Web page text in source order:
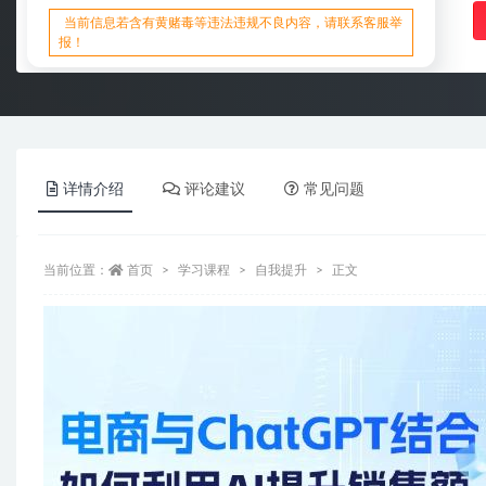
当前信息若含有黄赌毒等违法违规不良内容，请联系客服举
报！
详情介绍 评论建议 常见问题
当前位置： 首页 学习课程 自我提升 正文